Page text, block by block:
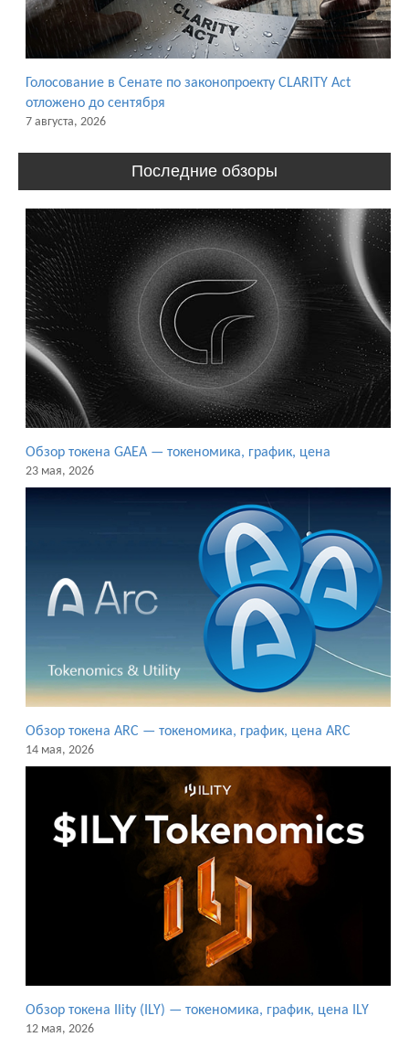
Голосование в Сенате по законопроекту CLARITY Act
отложено до сентября
7 августа, 2026
Последние обзоры
Обзор токена GAEA — токеномика, график, цена
23 мая, 2026
Обзор токена ARC — токеномика, график, цена ARC
14 мая, 2026
Обзор токена Ility (ILY) — токеномика, график, цена ILY
12 мая, 2026